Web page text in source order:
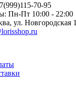
70-95
Пн-Пт 10:00 - 22:00
ул. Новгородская 1